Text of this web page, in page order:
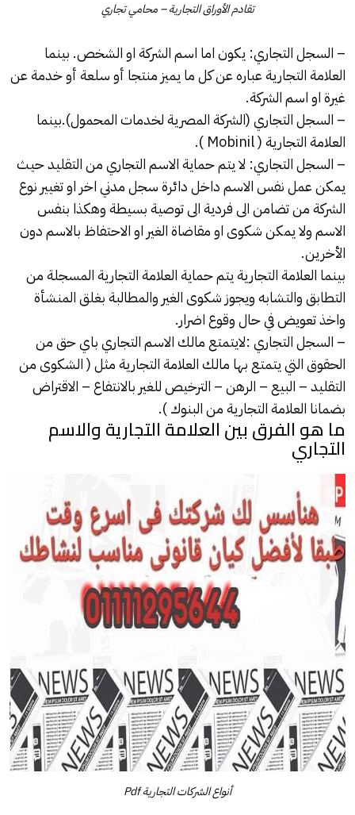
تقادم الأوراق التجارية – محامي تجاري
– السجل التجاري: يكون اما اسم الشركة او الشخص. بينما
العلامة التجارية عباره عن كل ما يميز منتجا أو سلعة أو خدمة عن
غيرة او اسم الشركة.
– السجل التجاري (الشركة المصرية لخدمات المحمول).بينما
العلامة التجارية ( Mobinil ).
– السجل التجاري: لا يتم حماية الاسم التجاري من التقليد حيث
يمكن عمل نفس الاسم داخل دائرة سجل مدني اخر او تغيير نوع
الشركة من تضامن الى فردية الى توصية بسيطة وهكذا بنفس
الاسم ولا يمكن شكوى او مقاضاة الغير او الاحتفاظ بالاسم دون
الأخرين.
بينما العلامة التجارية يتم حماية العلامة التجارية المسجلة من
التطابق والتشابه ويجوز شكوى الغير والمطالبة بغلق المنشأة
واخذ تعويض في حال وقوع اضرار.
– السجل التجاري :لايتمتع مالك الاسم التجاري باي حق من
الحقوق التي يتمتع بها مالك العلامة التجارية مثل ( الشكوى من
التقليد – البيع – الرهن – الترخيص للغير بالانتفاع – الاقتراض
بضمانا العلامة التجارية من البنوك ).
ما هو الفرق بين العلامة التجارية والاسم
التجاري
أنواع الشركات التجارية Pdf